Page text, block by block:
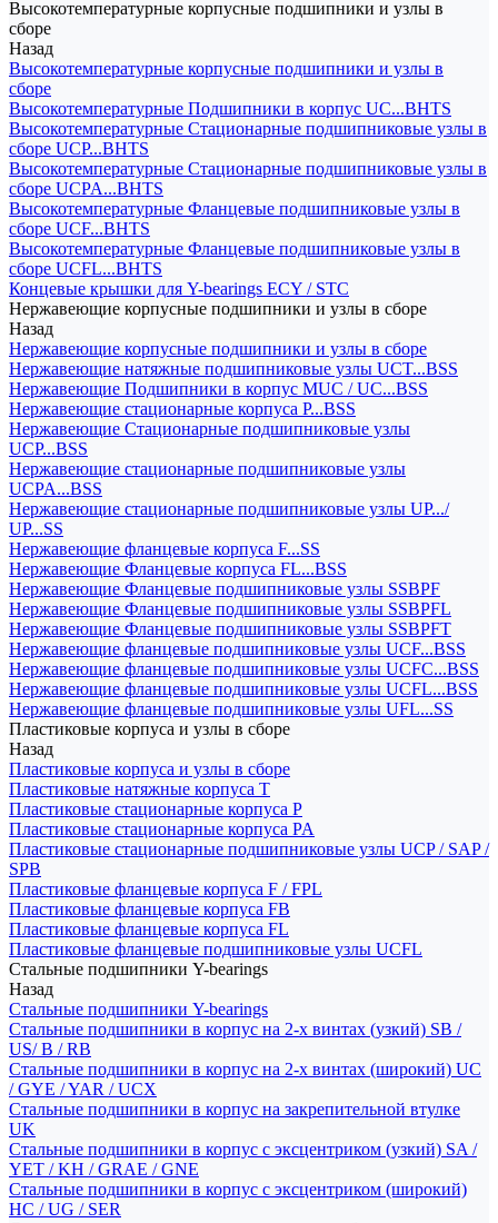
Высокотемпературные корпусные подшипники и узлы в
сборе
Назад
Высокотемпературные корпусные подшипники и узлы в
сборе
Высокотемпературные Подшипники в корпус UC...BHTS
Высокотемпературные Стационарные подшипниковые узлы в
сборе UCP...BHTS
Высокотемпературные Стационарные подшипниковые узлы в
сборе UCPA...BHTS
Высокотемпературные Фланцевые подшипниковые узлы в
сборе UCF...BHTS
Высокотемпературные Фланцевые подшипниковые узлы в
сборе UCFL...BHTS
Концевые крышки для Y-bearings ECY / STC
Нержавеющие корпусные подшипники и узлы в сборе
Назад
Нержавеющие корпусные подшипники и узлы в сборе
Нержавеющие натяжные подшипниковые узлы UCT...BSS
Нержавеющие Подшипники в корпус MUC / UC...BSS
Нержавеющие стационарные корпуса P...BSS
Нержавеющие Стационарные подшипниковые узлы
UCP...BSS
Нержавеющие стационарные подшипниковые узлы
UCPA...BSS
Нержавеющие стационарные подшипниковые узлы UP.../
UP...SS
Нержавеющие фланцевые корпуса F...SS
Нержавеющие Фланцевые корпуса FL...BSS
Нержавеющие Фланцевые подшипниковые узлы SSBPF
Нержавеющие Фланцевые подшипниковые узлы SSBPFL
Нержавеющие Фланцевые подшипниковые узлы SSBPFT
Нержавеющие фланцевые подшипниковые узлы UCF...BSS
Нержавеющие фланцевые подшипниковые узлы UCFC...BSS
Нержавеющие фланцевые подшипниковые узлы UCFL...BSS
Нержавеющие фланцевые подшипниковые узлы UFL...SS
Пластиковые корпуса и узлы в сборе
Назад
Пластиковые корпуса и узлы в сборе
Пластиковые натяжные корпуса T
Пластиковые стационарные корпуса P
Пластиковые стационарные корпуса PA
Пластиковые стационарные подшипниковые узлы UCP / SAP /
SPB
Пластиковые фланцевые корпуса F / FPL
Пластиковые фланцевые корпуса FB
Пластиковые фланцевые корпуса FL
Пластиковые фланцевые подшипниковые узлы UCFL
Стальные подшипники Y-bearings
Назад
Стальные подшипники Y-bearings
Стальные подшипники в корпус на 2-х винтах (узкий) SB /
US/ B / RB
Стальные подшипники в корпус на 2-х винтах (широкий) UC
/ GYE / YAR / UCX
Стальные подшипники в корпус на закрепительной втулке
UK
Стальные подшипники в корпус с эксцентриком (узкий) SA /
YET / KH / GRAE / GNE
Стальные подшипники в корпус с эксцентриком (широкий)
HC / UG / SER